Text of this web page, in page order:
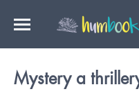
Mystery a